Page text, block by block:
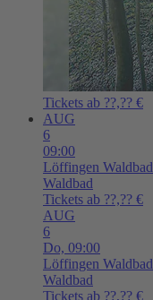
Tickets ab ??,?? €
AUG
6
09:00
Löffingen Waldbad
Waldbad
Tickets ab ??,?? €
AUG
6
Do, 09:00
Löffingen Waldbad
Waldbad
Tickets ab ??,?? €